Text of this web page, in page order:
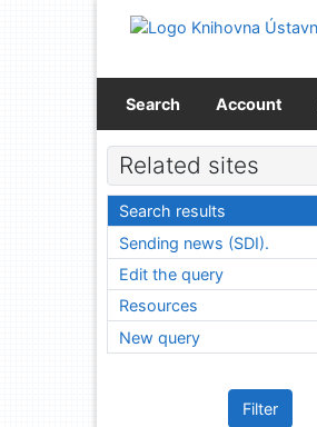
Go to menu
Search Account
Related sites
Search results
Sending news (SDI).
Edit the query
Resources
New query
Filter